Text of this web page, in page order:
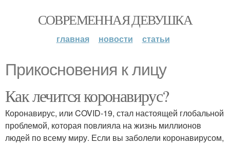
СОВРЕМЕННАЯ ДЕВУШКА
главная новости статьи
Прикосновения к лицу
Как лечится коронавирус?
Коронавирус, или COVID-19, стал настоящей глобальной
проблемой, которая повлияла на жизнь миллионов
людей по всему миру. Если вы заболели коронавирусом,